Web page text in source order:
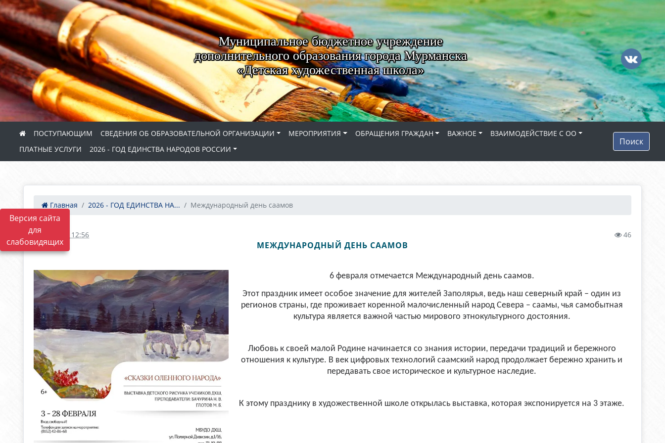
Версия сайта
для
слабовидящих
Муниципальное бюджетное учреждение
дополнительного образования города Мурманска
«Детская художественная школа»
ПОСТУПАЮЩИМ СВЕДЕНИЯ ОБ ОБРАЗОВАТЕЛЬНОЙ ОРГАНИЗАЦИИ МЕРОПРИЯТИЯ ОБРАЩЕНИЯ ГРАЖДАН ВАЖНОЕ
ВЗАИМОДЕЙСТВИЕ С ОО
ПЛАТНЫЕ УСЛУГИ
2026 - ГОД ЕДИНСТВА НАРОДОВ РОССИИ
Поиск
Главная 2026 - ГОД ЕДИНСТВА НА... Международный день саамов
14.02.2026 12:56 46
МЕЖДУНАРОДНЫЙ ДЕНЬ СААМОВ
6 февраля отмечается Международный день саамов.
Этот праздник имеет особое значение для жителей Заполярья, ведь наш северный край – один из
регионов страны, где проживает коренной малочисленный народ Севера – саамы, чья самобытная
культура является важной частью мирового этнокультурного достояния.
Любовь к своей малой Родине начинается со знания истории, передачи традиций и бережного
отношения к культуре. В век цифровых технологий саамский народ продолжает бережно хранить и
передавать свое историческое и культурное наследие.
К этому празднику в художественной школе открылась выставка, которая экспонируется на 3 этаже.